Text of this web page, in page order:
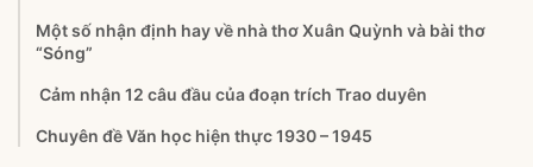
Một số nhận định hay về nhà thơ Xuân Quỳnh và bài thơ
“Sóng”
Cảm nhận 12 câu đầu của đoạn trích Trao duyên
Chuyên đề Văn học hiện thực 1930 – 1945